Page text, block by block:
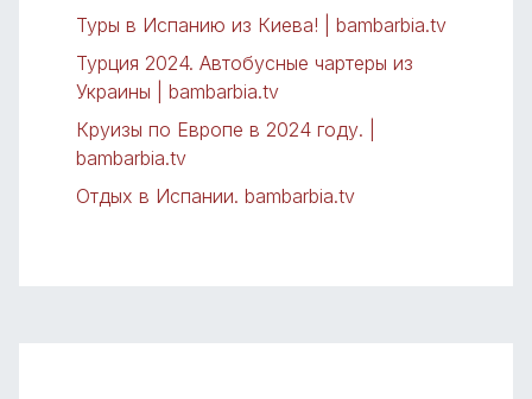
Туры в Испанию из Киева! | bambarbia.tv
Турция 2024. Автобусные чартеры из
Украины | bambarbia.tv
Круизы по Европе в 2024 году. |
bambarbia.tv
Отдых в Испании. bambarbia.tv